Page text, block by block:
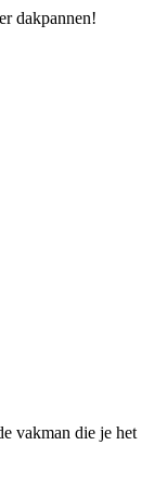
dakpannen!
vakman die je het